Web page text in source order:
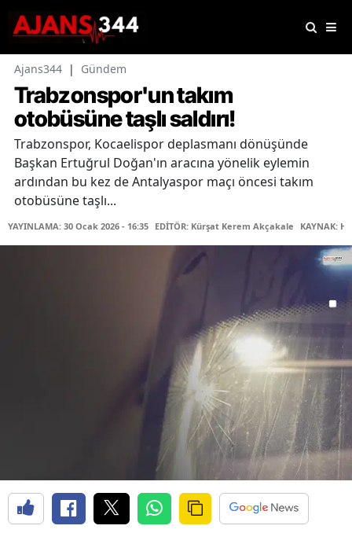
Ajans344 | Gündem
Trabzonspor'un takım
otobüsüne taşlı saldırı!
Trabzonspor, Kocaelispor deplasmanı dönüşünde
Başkan Ertuğrul Doğan'ın aracına yönelik eylemin
ardından bu kez de Antalyaspor maçı öncesi takım
otobüsüne taşlı...
YAYINLAMA: 30 Ocak 2026 - 16:35 EDİTÖR: Kürşat Kerem Akçakale KAYNAK: